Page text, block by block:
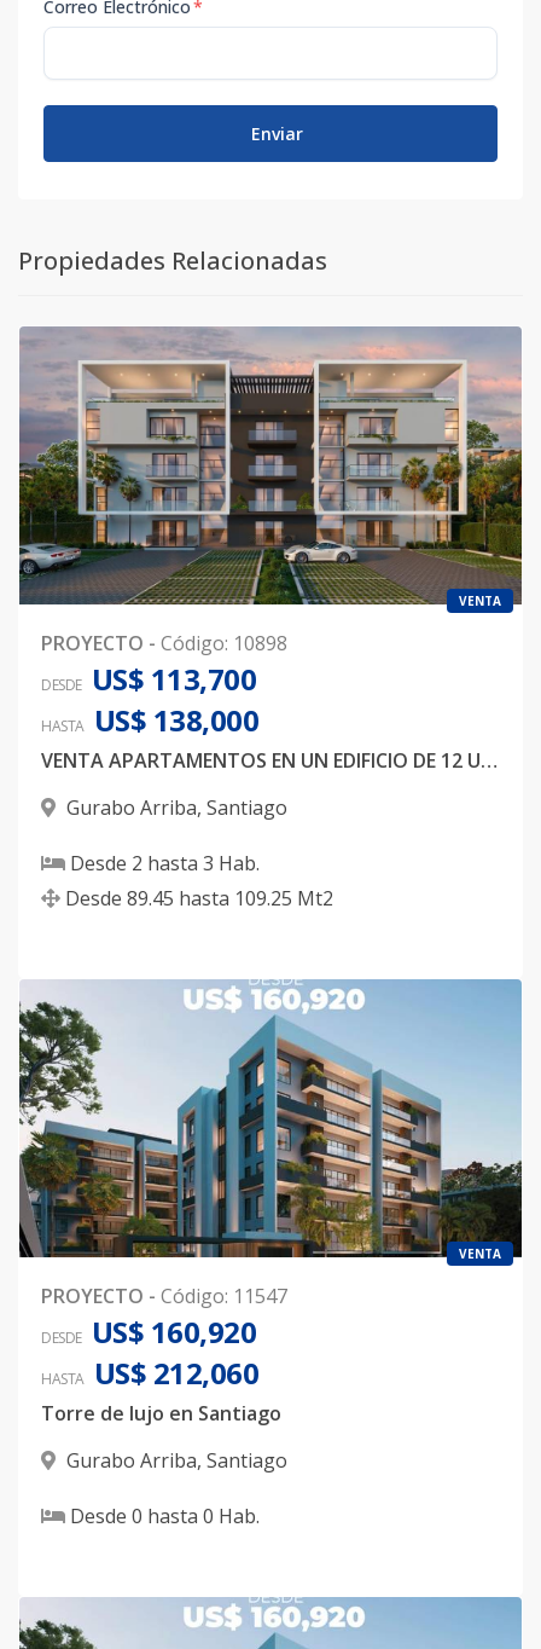
Correo Electrónico*
Enviar
Propiedades Relacionadas
VENTA
PROYECTO - Código: 10898
DESDE US$ 113,700
HASTA US$ 138,000
VENTA APARTAMENTOS EN UN EDIFICIO DE 12 UNIDADES EN GURABO
Gurabo Arriba, Santiago
Desde 2 hasta 3 Hab.
Desde 89.45 hasta 109.25 Mt2
VENTA
PROYECTO - Código: 11547
DESDE US$ 160,920
HASTA US$ 212,060
Torre de lujo en Santiago
Gurabo Arriba, Santiago
Desde 0 hasta 0 Hab.